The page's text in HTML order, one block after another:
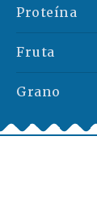
Proteína
Fruta
Grano